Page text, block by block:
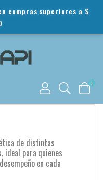
compras superiores a $
0
de distintas
, ideal para quienes
en cada